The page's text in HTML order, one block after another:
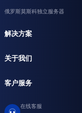
俄罗斯莫斯科独立服务器
解决方案
关于我们
客户服务
在线客服